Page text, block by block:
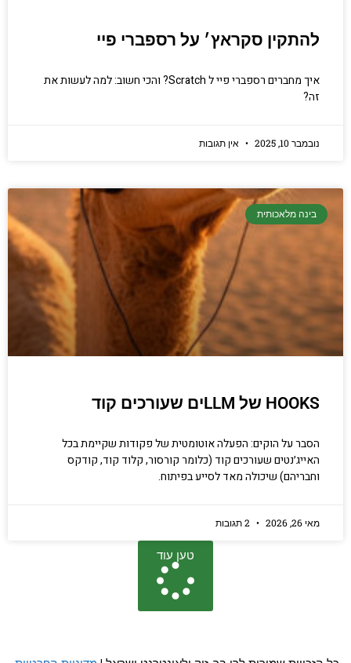
להתקין סקראץ׳ על רספברי פיי
איך מחברים רספברי פיי ל Scratch? והכי חשוב: למה לעשות את
זה?
נובמבר 10, 2025 אין תגובות
בינה מלאכותית
HOOKS של LLMים שעורכים קוד
הסבר על הוקים: הפעלה אוטומטית של פקודות שקיימת בכל
האייג׳נטים שעורכים קוד (כלומר קורסור, קלוד קוד, קודקס
וחבריהם) שיכולה מאד לסייע בפיתוח.
מאי 26, 2026
טען עוד